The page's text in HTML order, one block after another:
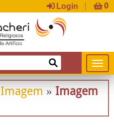
Login
Imagem » Imagem